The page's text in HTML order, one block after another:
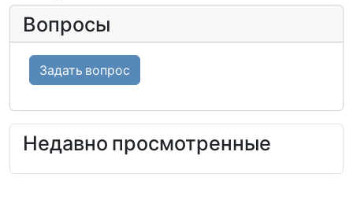
Вопросы
Задать вопрос
Недавно просмотренные